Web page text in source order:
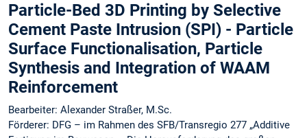
Particle-Bed 3D Printing by Selective
Cement Paste Intrusion (SPI) - Particle
Surface Functionalisation, Particle
Synthesis and Integration of WAAM
Reinforcement
Bearbeiter: Alexander Straßer, M.Sc.
Förderer: DFG – im Rahmen des SFB/Transregio 277 „Additive